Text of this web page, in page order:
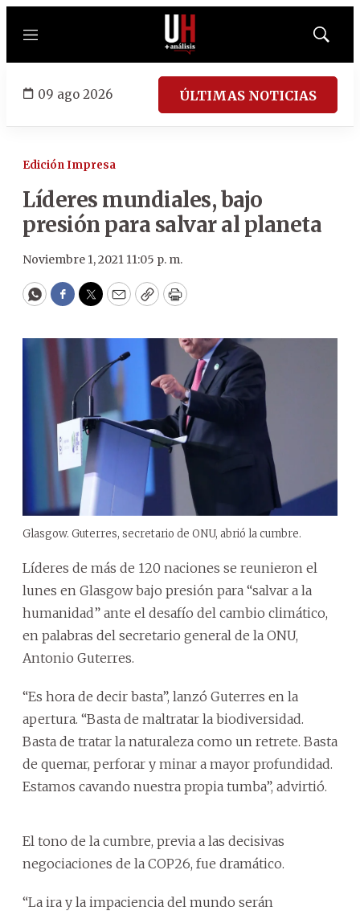
Menú
Mostrar
09 ago 2026 ÚLTIMAS NOTICIAS
Edición Impresa
Líderes mundiales, bajo
presión para salvar al planeta
Noviembre 1, 2021 11:05 p. m.
WhatsApp
Facebook
Twitter
EmailCopyPrint
Glasgow. Guterres, secretario de ONU, abrió la cumbre.
Líderes de más de 120 naciones se reunieron el
lunes en Glasgow bajo presión para “salvar a la
humanidad” ante el desafío del cambio climático,
en palabras del secretario general de la ONU,
Antonio Guterres.
“Es hora de decir basta”, lanzó Guterres en la
apertura. “Basta de maltratar la biodiversidad.
Basta de tratar la naturaleza como un retrete. Basta
de quemar, perforar y minar a mayor profundidad.
Estamos cavando nuestra propia tumba”, advirtió.
El tono de la cumbre, previa a las decisivas
negociaciones de la COP26, fue dramático.
“La ira y la impaciencia del mundo serán